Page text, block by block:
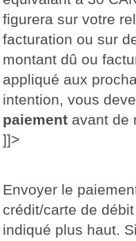
figurera sur votre
facturation ou sur
montant dû ou
appliqué aux
intention, vous
paiement avant de
]]>
Envoyer le
crédit/carte de
indiqué plus haut.